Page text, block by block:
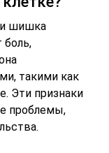
шишка
боль,
такими как
Эти признаки
проблемы,